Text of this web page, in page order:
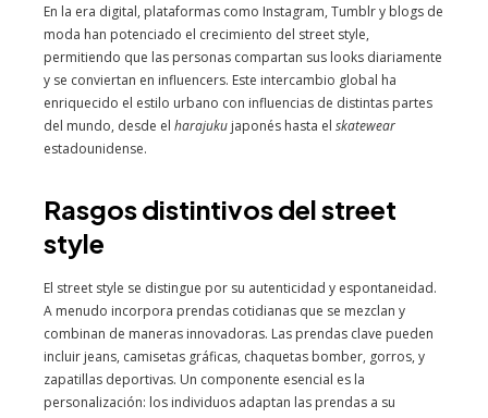
En la era digital, plataformas como Instagram, Tumblr y blogs de
moda han potenciado el crecimiento del street style,
permitiendo que las personas compartan sus looks diariamente
y se conviertan en influencers. Este intercambio global ha
enriquecido el estilo urbano con influencias de distintas partes
del mundo, desde el harajuku japonés hasta el skatewear
estadounidense.
Rasgos distintivos del street
style
El street style se distingue por su autenticidad y espontaneidad.
A menudo incorpora prendas cotidianas que se mezclan y
combinan de maneras innovadoras. Las prendas clave pueden
incluir jeans, camisetas gráficas, chaquetas bomber, gorros, y
zapatillas deportivas. Un componente esencial es la
personalización: los individuos adaptan las prendas a su